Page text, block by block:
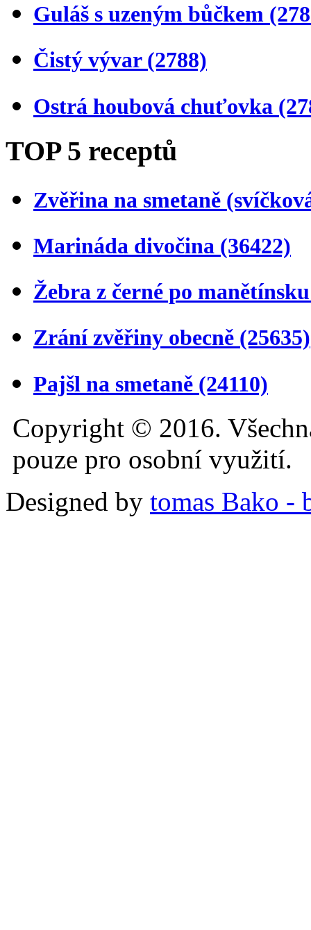
Guláš s uzeným bůčkem
Čistý vývar (2788)
Ostrá houbová chuťovka
TOP 5 receptů
Zvěřina na smetaně
Marináda divočina (36422)
Žebra z černé po
Zrání zvěřiny obecně (25635)
Pajšl na smetaně (24110)
Copyright © 2016.
pouze pro osobní využití.
Designed by tomas Bako -